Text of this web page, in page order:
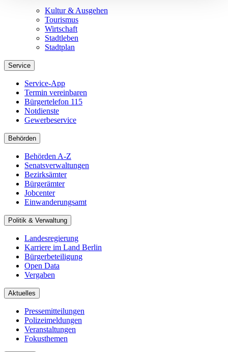
Kultur & Ausgehen
Tourismus
Wirtschaft
Stadtleben
Stadtplan
Service
Service-App
Termin vereinbaren
Bürgertelefon 115
Notdienste
Gewerbeservice
Behörden
Behörden A-Z
Senatsverwaltungen
Bezirksämter
Bürgerämter
Jobcenter
Einwanderungsamt
Politik & Verwaltung
Landesregierung
Karriere im Land Berlin
Bürgerbeteiligung
Open Data
Vergaben
Aktuelles
Pressemitteilungen
Polizeimeldungen
Veranstaltungen
Fokusthemen